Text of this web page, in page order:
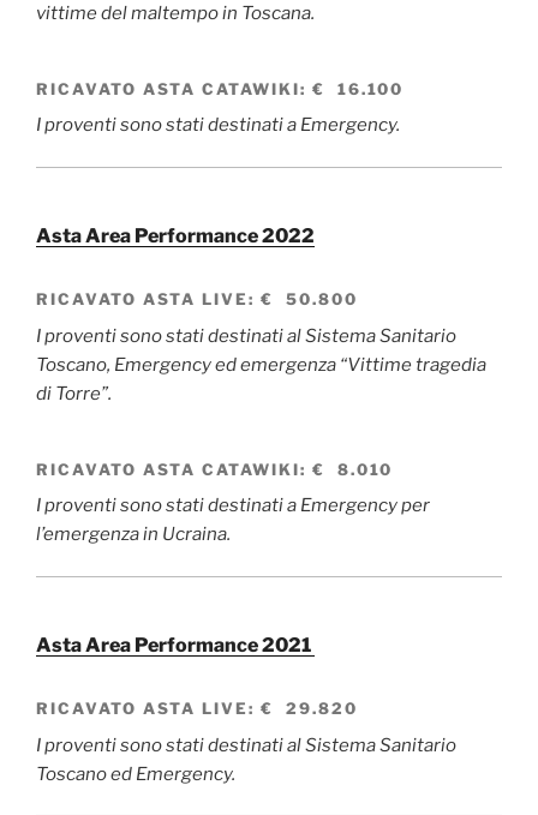
vittime del maltempo in Toscana.
RICAVATO ASTA CATAWIKI: € 16.100
I proventi sono stati destinati a Emergency.
Asta Area Performance 2022
RICAVATO ASTA LIVE: € 50.800
I proventi sono stati destinati al Sistema Sanitario
Toscano, Emergency ed emergenza “Vittime tragedia
di Torre”.
RICAVATO ASTA CATAWIKI: € 8.010
I proventi sono stati destinati a Emergency per
l’emergenza in Ucraina.
Asta Area Performance 2021
RICAVATO ASTA LIVE: € 29.820
I proventi sono stati destinati al Sistema Sanitario
Toscano ed Emergency.